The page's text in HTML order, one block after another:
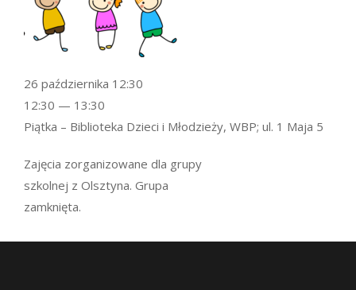
Zajęcia zorganizowane dla grupy
szkolnej z Olsztyna. Grupa
zamknięta.
26 października 12:30
12:30 — 13:30
Piątka – Biblioteka Dzieci i Młodzieży, WBP; ul. 1 Maja 5